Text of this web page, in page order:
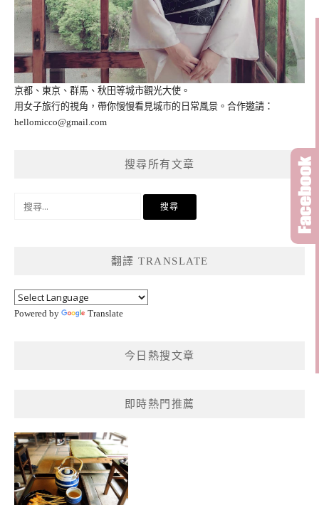
京都、東京、群馬、秋田等城市觀光大使。
用女子旅行的視角，帶你慢慢看見城市的日常風景。合作邀請：
hellomicco@gmail.com
搜尋所有文章
翻譯 TRANSLATE
Powered by Translate
今日熱搜文章
即時熱門推薦